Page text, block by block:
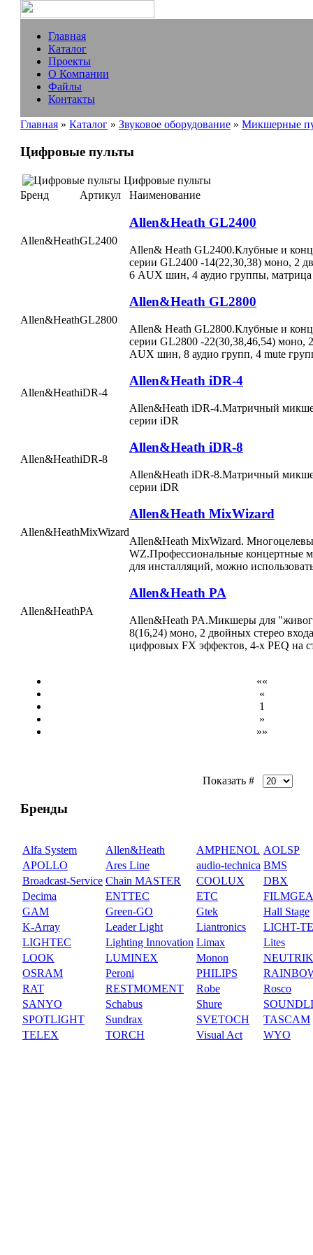
Главная
Каталог
Проекты
О Компании
Файлы
Контакты
Главная » Каталог » Звуковое оборудование » Микшерные
Цифровые пульты
Цифровые пульты
Бренд
Артикул Наименование
Allen&HeathGL2400
Allen&Heath GL2400
Allen& Heath GL2400.Клубные и
серии GL2400 -14(22,30,38) моно, 2
6 AUX шин, 4 аудио группы,
Allen&HeathGL2800
Allen&Heath GL2800
Allen& Heath GL2800.Клубные и
серии GL2800 -22(30,38,46,54) моно,
AUX шин, 8 аудио групп, 4 mute
Allen&HeathiDR-4
Allen&Heath iDR-4
Allen&Heath iDR-4.Матричный
серии iDR
Allen&HeathiDR-8
Allen&Heath iDR-8
Allen&Heath iDR-8.Матричный
серии iDR
Allen&HeathMixWizard
Allen&Heath MixWizard
Allen&Heath MixWizard.
WZ.Профессиональные концертные
для инсталляций, можно
Allen&HeathPA
Allen&Heath PA
Allen&Heath PA.Микшеры для
8(16,24) моно, 2 двойных стерео
цифровых FX эффектов, 4-х PEQ на
««
«
1
»
»»
Показать #
Бренды
Alfa System Allen&Heath AMPHENOL AOLSP
APOLLO
Ares Line audio-technica BMS
Broadcast-Service Chain MASTER COOLUX
DBX
Decima
ENTTEC ETC
GAM
Green-GO Gtek
Hall Stage
K-Array
Leader Light Liantronics
LICHT-
LIGHTEC
Lighting Innovation Limax
Lites
LOOK
LUMINEX Monon
NEUTRIK
OSRAM
Peroni PHILIPS
RAT
RESTMOMENT Robe
Rosco
SANYO
Schabus Shure
SPOTLIGHT
Sundrax SVETOCH
TASCAM
TELEX
TORCH Visual Act WYO